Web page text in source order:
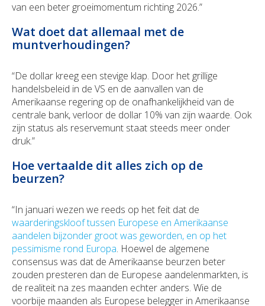
van een beter groeimomentum richting 2026.”
Wat doet dat allemaal met de
muntverhoudingen?
“De dollar kreeg een stevige klap. Door het grillige
handelsbeleid in de VS en de aanvallen van de
Amerikaanse regering op de onafhankelijkheid van de
centrale bank, verloor de dollar 10% van zijn waarde. Ook
zijn status als reservemunt staat steeds meer onder
druk.”
Hoe vertaalde dit alles zich op de
beurzen?
“In januari wezen we reeds op het feit dat de
waarderingskloof tussen Europese en Amerikaanse
aandelen bijzonder groot was geworden, en op het
pessimisme rond Europa. Hoewel de algemene
consensus was dat de Amerikaanse beurzen beter
zouden presteren dan de Europese aandelenmarkten, is
de realiteit na zes maanden echter anders. Wie de
voorbije maanden als Europese belegger in Amerikaanse